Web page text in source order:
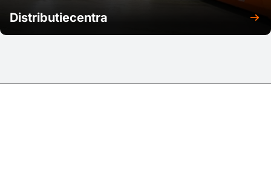
Distributiecentra